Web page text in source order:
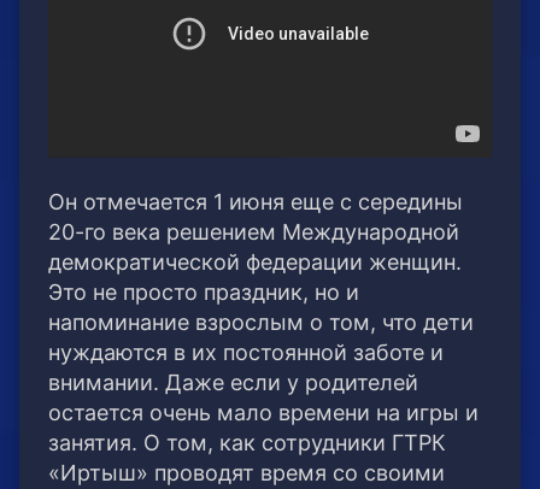
Он отмечается 1 июня еще с середины
20-го века решением Международной
демократической федерации женщин.
Это не просто праздник, но и
напоминание взрослым о том, что дети
нуждаются в их постоянной заботе и
внимании. Даже если у родителей
остается очень мало времени на игры и
занятия. О том, как сотрудники ГТРК
«Иртыш» проводят время со своими